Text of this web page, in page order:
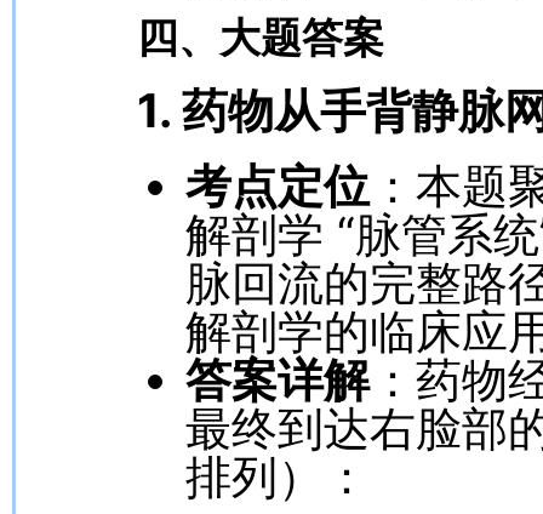
四、大题答案
1. 药物从手背静脉
考点定位 ：本题
解剖学 “脉管系
脉回流的完整路
解剖学的临床应
答案详解：药物
最终到达右脸部
排列）：